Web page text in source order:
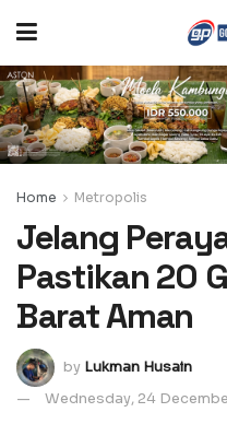
Home Metropolis
Jelang
Pastikan 20
Barat Aman
by Lukman Husain
Wednesday, 24